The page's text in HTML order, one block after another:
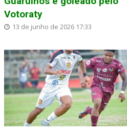
Votoraty
13 de junho de 2026 17:33